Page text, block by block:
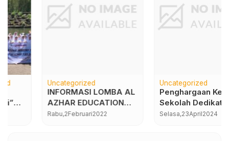
Uncategorized
INFORMASI LOMBA AL
AZHAR EDUCATION
FAIR (AEF) 2022
Februari2022
Uncategorized
Penghargaan Kepala
Sekolah Dedikatif dan
Inspiratif SMA Al Azhar
April2024